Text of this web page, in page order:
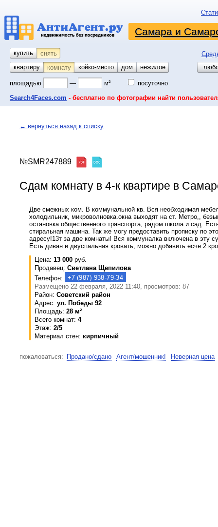
Самара и
купить снять
квартиру
комнату койко-место дом гараж
участок
нежилое
площадью — м² посуточно
Search4Faces.com - бесплатно по фотографии найти
← вернуться назад к списку
№SMR247889
Сдам комнату в 4-к квартире в
Две смежных ком. В коммунальной кв. Вся необходимая
холодильник, микроволновка.окна выходят на ст. Метро,,
остановка общественного транспорта, рядом школа и сад.
стиральная машина. Так же могу предоставить прописку по
адресу!13т за две комнаты! Вся коммуналка включена в эту
Есть диван и двуспальная кровать, можно добавить есче 2
Цена: 13 000 руб.
Продавец: Светлана Щепилова
Телефон:
Размещено 22 февраля, 2022 11:40, просмотров: 87
Район: Советский район
Адрес: ул. Победы 92
Площадь: 28 м²
Всего комнат: 4
Этаж: 2/5
Материал стен: кирпичный
пожаловаться: Продано/сдано Агент/мошенник! Неверная цена